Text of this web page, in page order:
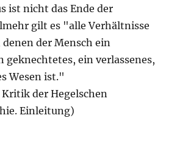
ist nicht das Ende der
gilt es "alle Verhältnisse
der Mensch ein
geknechtetes, ein verlassenes,
Wesen ist."
der Hegelschen
Einleitung)